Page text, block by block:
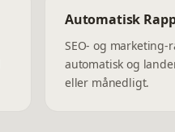
Automatisk
SEO- og
automatisk og
eller månedligt.